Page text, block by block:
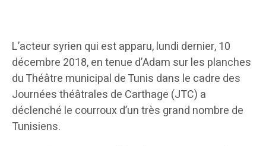
L’acteur syrien qui est apparu, lundi dernier, 10
décembre 2018, en tenue d’Adam sur les planches
du Théâtre municipal de Tunis dans le cadre des
Journées théâtrales de Carthage (JTC) a
déclenché le courroux d’un très grand nombre de
Tunisiens.